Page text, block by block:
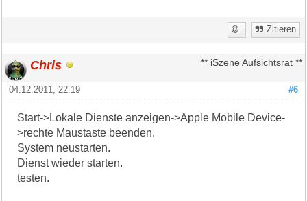
Zitieren
Chris ** iSzene Aufsichtsrat **
#6
04.12.2011, 22:19
Start->Lokale Dienste anzeigen->Apple Mobile Device-
>rechte Maustaste beenden.
System neustarten.
Dienst wieder starten.
testen.